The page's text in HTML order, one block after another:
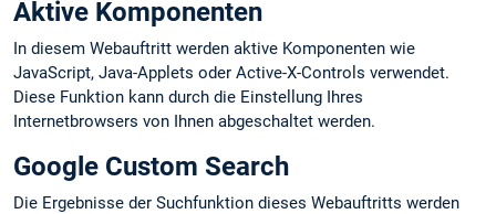
Aktive Komponenten
In diesem Webauftritt werden aktive Komponenten wie
JavaScript, Java-Applets oder Active-X-Controls verwendet.
Diese Funktion kann durch die Einstellung Ihres
Internetbrowsers von Ihnen abgeschaltet werden.
Google Custom Search
Die Ergebnisse der Suchfunktion dieses Webauftritts werden